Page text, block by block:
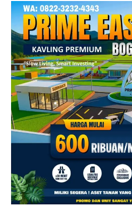
Prime
East
Bogor
–
Tanah
Kavling
Villa
Dekat
Exit
Tol
Sentul